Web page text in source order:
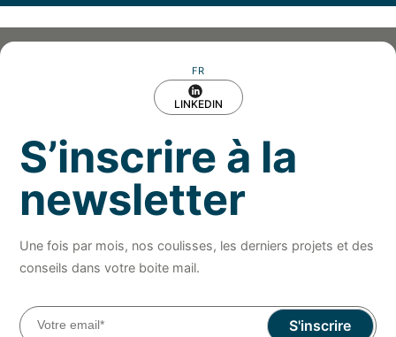
FR
LINKEDIN
S’inscrire à la
newsletter
Une fois par mois, nos coulisses, les derniers projets et des
conseils dans votre boite mail.